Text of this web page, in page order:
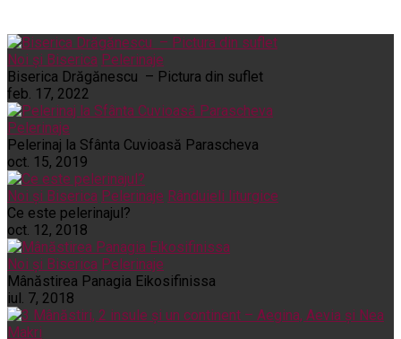
Noi și Biserica Pelerinaje
Biserica Drăgănescu – Pictura din suflet
feb. 17, 2022
Pelerinaje
Pelerinaj la Sfânta Cuvioasă Parascheva
oct. 15, 2019
Noi și Biserica Pelerinaje Rânduieli liturgice
Ce este pelerinajul?
oct. 12, 2018
Noi și Biserica Pelerinaje
Mânăstirea Panagia Eikosifinissa
iul. 7, 2018